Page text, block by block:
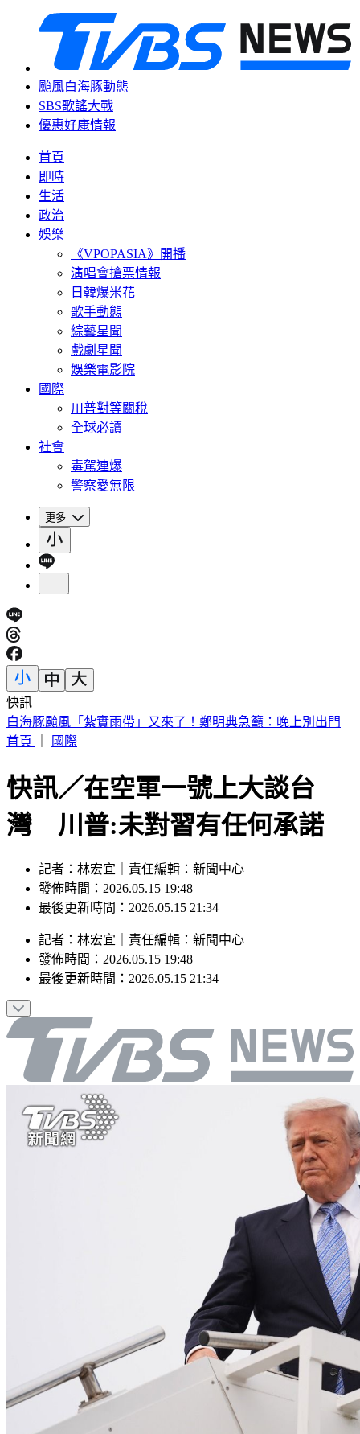
颱風白海豚動態
SBS歌謠大戰
優惠好康情報
首頁
即時
生活
政治
娛樂
《VPOPASIA》開播
演唱會搶票情報
日韓爆米花
歌手動態
綜藝星聞
戲劇星聞
娛樂電影院
國際
川普對等關稅
全球必讀
社會
毒駕連爆
警察愛無限
更多
快訊
別只看台積電！ 外媒點名「2檔AI設備股」快上車
首頁
國際
快訊／在空軍一號上大談台
灣 川普:未對習有任何承諾
記者：林宏宜｜責任編輯：新聞中心
發佈時間：2026.05.15 19:48
最後更新時間：2026.05.15 21:34
記者 ： 林宏宜 責任編輯 ： 新聞中心
發佈時間： 2026.05.15 19:48
最後更新時間： 2026.05.15 21:34